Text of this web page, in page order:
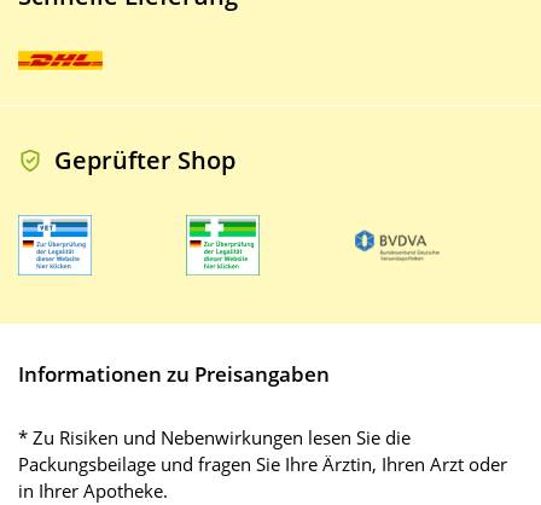
Geprüfter Shop
Informationen zu Preisangaben
* Zu Risiken und Nebenwirkungen lesen Sie die
Packungsbeilage und fragen Sie Ihre Ärztin, Ihren Arzt oder
in Ihrer Apotheke.